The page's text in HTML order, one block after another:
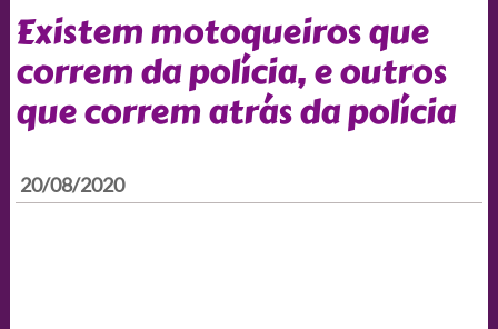
Existem motoqueiros que
correm da polícia, e outros
que correm atrás da polícia
20/08/2020